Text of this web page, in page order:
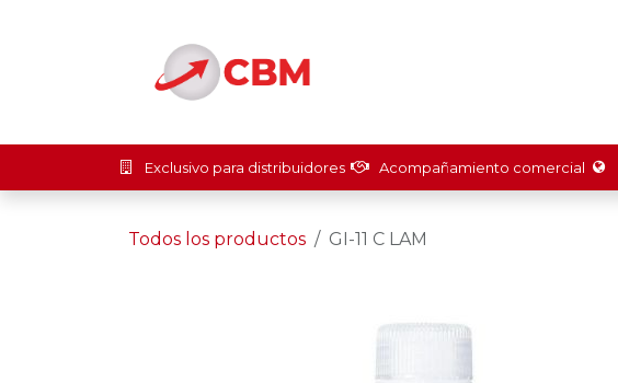
Exclusivo para distribuidores Acompañamiento comercial
Todos los productos GI-11 C LAM